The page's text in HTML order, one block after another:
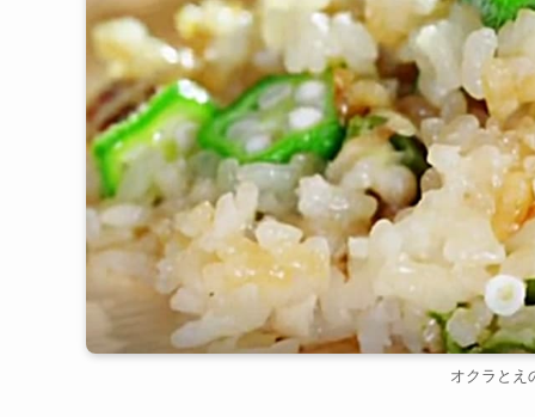
オクラとえ